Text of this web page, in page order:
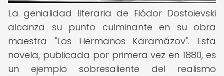
La genialidad literaria de Fiódor Dostoievski
alcanza su punto culminante en su obra
maestra "Los Hermanos Karamázov". Esta
novela, publicada por primera vez en 1880, es
un ejemplo sobresaliente del realismo